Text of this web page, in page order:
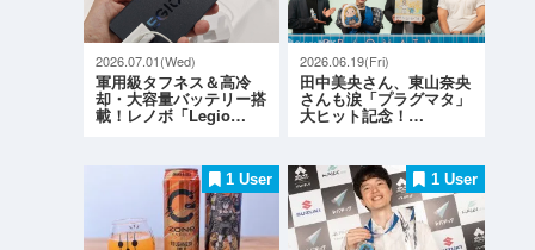
2026.07.01(Wed)
軍用級タフネス＆高冷
却・大容量バッテリー搭
載！レノボ「Legio…
2026.06.19(Fri)
田中美央さん、東山奈央
さんも涙「プラグマタ」
大ヒット記念！…
1 User 1 User